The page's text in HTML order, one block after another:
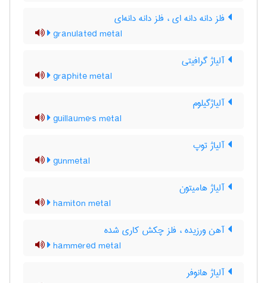
فلز دانه دانه ای ، فلز دانه دانه‌ای
granulated metal
آلیاژ گرافیتی
graphite metal
آلیاژگیلوم
guillaume's metal
آلیاژ توپ
gunmetal
آلیاژ هامیتون
hamiton metal
آهن ورزیده ، فلز چکش کاری شده
hammered metal
آلیاژ هانوفر